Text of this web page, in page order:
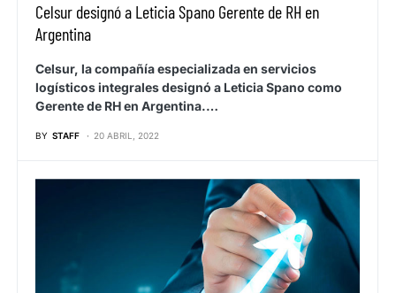
Celsur designó a Leticia Spano Gerente de RH en
Argentina
Celsur, la compañía especializada en servicios
logísticos integrales designó a Leticia Spano como
Gerente de RH en Argentina.…
BY STAFF 20 ABRIL, 2022